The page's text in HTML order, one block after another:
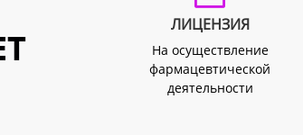
ЛИЦЕНЗИЯ
На осуществление
фармацевтической
деятельности